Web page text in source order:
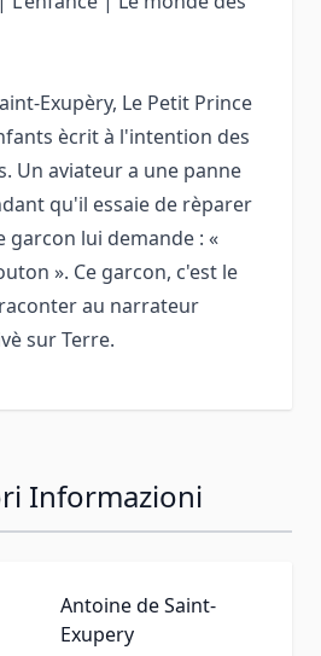
Exupèry, Le Petit Prince
ècrit à l'intention des
Un aviateur a une panne
qu'il essaie de rèparer
garcon lui demande : «
». Ce garcon, c'est le
au narrateur
sur Terre.
Informazioni
Antoine de Saint-
Exupery